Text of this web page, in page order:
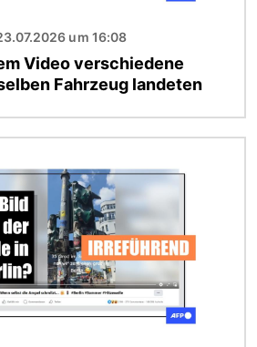
um 16:08
Video verschiedene
Fahrzeug landeten